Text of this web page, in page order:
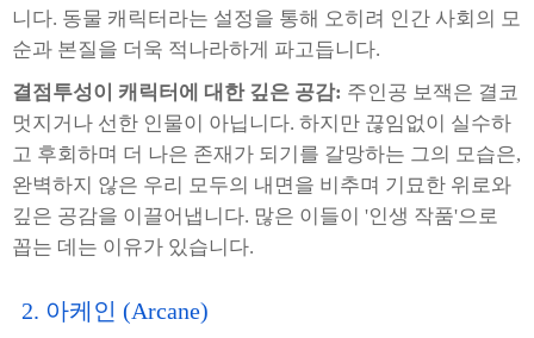
니다. 동물 캐릭터라는 설정을 통해 오히려 인간 사회의 모
순과 본질을 더욱 적나라하게 파고듭니다.
결점투성이 캐릭터에 대한 깊은 공감: 주인공 보잭은 결코
멋지거나 선한 인물이 아닙니다. 하지만 끊임없이 실수하
고 후회하며 더 나은 존재가 되기를 갈망하는 그의 모습은,
완벽하지 않은 우리 모두의 내면을 비추며 기묘한 위로와
깊은 공감을 이끌어냅니다. 많은 이들이 '인생 작품'으로
꼽는 데는 이유가 있습니다.
2. 아케인 (Arcane)